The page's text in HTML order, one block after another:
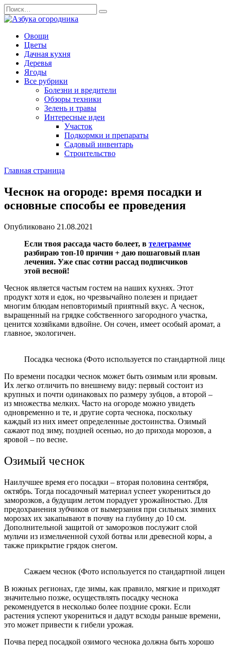
Перейти
к
содержанию
Search
for:
Овощи
Цветы
Дачная кухня
Деревья
Ягоды
Все рубрики
Болезни и вредители
Обзоры техники
Зелень и травы
Интересные идеи
Участок
Подкормки и препараты
Садовый инвентарь
Строительство
Главная страница
Чеснок на огороде: время посадки и
основные способы ее проведения
Опубликовано 21.08.2021
Если твоя рассада часто болеет, в телеграмме
разбираю топ-10 причин + даю пошаговый план
лечения. Уже спас сотни рассад подписчиков
этой весной!
Чеснок является частым гостем на наших кухнях. Этот
продукт хотя и едок, но чрезвычайно полезен и придает
многим блюдам неповторимый приятный вкус. А чеснок,
выращенный на грядке собственного загородного участка,
ценится хозяйками вдвойне. Он сочен, имеет особый аромат, а
главное, экологичен.
Посадка чеснока (Фото используется по стандартной
По времени посадки чеснок может быть озимым или яровым.
Их легко отличить по внешнему виду: первый состоит из
крупных и почти одинаковых по размеру зубцов, а второй –
из множества мелких. Часто на огороде можно увидеть
одновременно и те, и другие сорта чеснока, поскольку
каждый из них имеет определенные достоинства. Озимый
сажают под зиму, поздней осенью, но до прихода морозов, а
яровой – по весне.
Озимый чеснок
Наилучшее время его посадки – вторая половина сентября,
октябрь. Тогда посадочный материал успеет укорениться до
заморозков, а будущим летом порадует урожайностью. Для
предохранения зубчиков от вымерзания при сильных зимних
морозах их закапывают в почву на глубину до 10 см.
Дополнительной защитой от заморозков послужит слой
мульчи из измельченной сухой ботвы или древесной коры, а
также прикрытие грядок снегом.
Сажаем чеснок (Фото используется по стандартной
В южных регионах, где зимы, как правило, мягкие и приходят
значительно позже, осуществлять посадку чеснока
рекомендуется в несколько более поздние сроки. Если
растения успеют укорениться и дадут всходы раньше времени,
это может привести к гибели урожая.
Почва перед посадкой озимого чеснока должна быть хорошо